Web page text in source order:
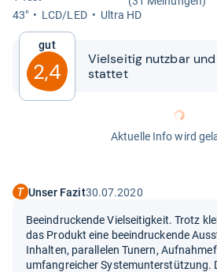
43"
LCD/LED Ultra HD
Gut
2,4
Viel­sei­tig nutz­bar
stat­tet
Aktuelle Info wird
Unser Fazit30.07.2020
Beeindruckende Vielseitigkeit. Trotz
das Produkt eine beeindruckende
Inhalten, parallelen Tunern,
umfangreicher Systemunterstützung.